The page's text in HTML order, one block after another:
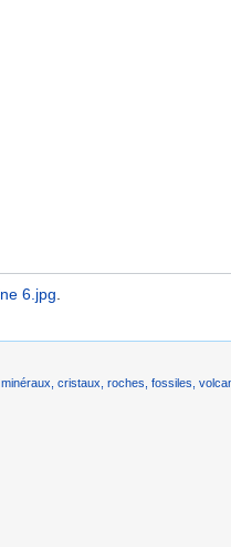
6.jpg.
cristaux, roches, fossiles,